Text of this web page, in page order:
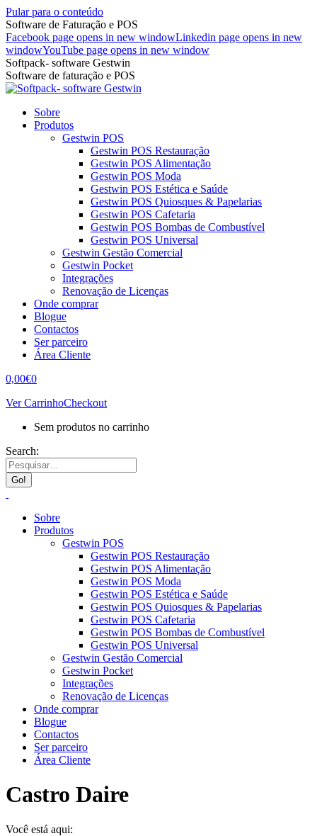
Pular para o conteúdo
Software de Faturação e POS
Facebook page opens in new windowLinkedin page opens in new
windowYouTube page opens in new window
Softpack- software Gestwin
Software de faturação e POS
Sobre
Produtos
Gestwin POS
Gestwin POS Restauração
Gestwin POS Alimentação
Gestwin POS Moda
Gestwin POS Estética e Saúde
Gestwin POS Quiosques & Papelarias
Gestwin POS Cafetaria
Gestwin POS Bombas de Combustível
Gestwin POS Universal
Gestwin Gestão Comercial
Gestwin Pocket
Integrações
Renovação de Licenças
Onde comprar
Blogue
Contactos
Ser parceiro
Área Cliente
0,00€0
Ver CarrinhoCheckout
Sem produtos no carrinho
Search:
Sobre
Produtos
Gestwin POS
Gestwin POS Restauração
Gestwin POS Alimentação
Gestwin POS Moda
Gestwin POS Estética e Saúde
Gestwin POS Quiosques & Papelarias
Gestwin POS Cafetaria
Gestwin POS Bombas de Combustível
Gestwin POS Universal
Gestwin Gestão Comercial
Gestwin Pocket
Integrações
Renovação de Licenças
Onde comprar
Blogue
Contactos
Ser parceiro
Área Cliente
Castro Daire
Você está aqui: